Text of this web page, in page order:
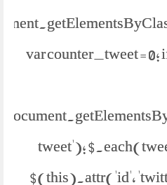
var counter_tweet =
tweet');
$(this).attr('id',